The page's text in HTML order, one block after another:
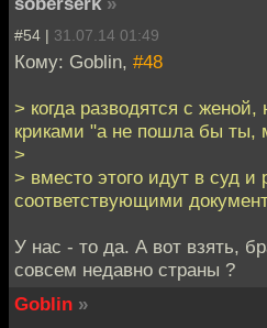
#54 | 31.07.14 01:49
Кому: Goblin, #48
> когда разводятся с
криками "а не пошла бы ты,
>
> вместо этого идут в суд
соответствующими
У нас - то да. А вот взять,
совсем недавно страны ?
Goblin »